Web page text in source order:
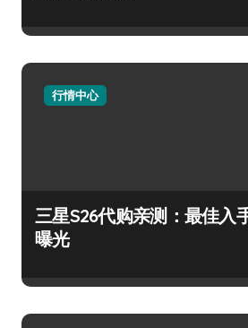
行情中心
三星S26代购亲测：最佳入
曝光